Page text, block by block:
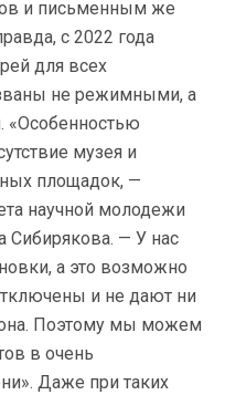
и письменным же
с 2022 года
для всех
не режимными, а
«Особенностью
музея и
площадок, —
научной молодежи
Сибирякова. — У нас
а это возможно
и не дают ни
Поэтому мы можем
в очень
Даже при таких